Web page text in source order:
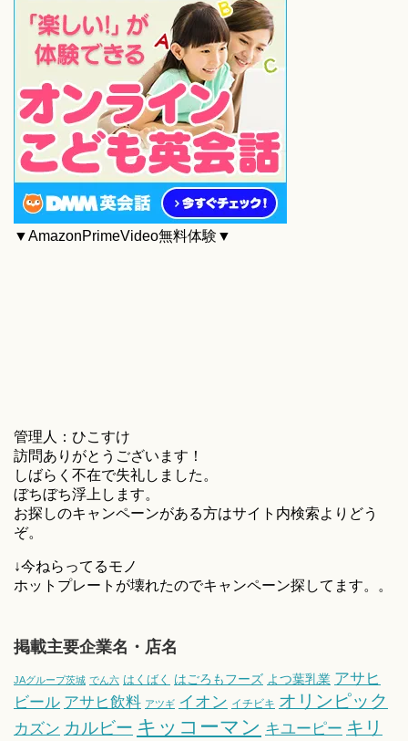
▼AmazonPrimeVideo無料体験▼
管理人：ひこすけ
訪問ありがとうございます！
しばらく不在で失礼しました。
ぼちぼち浮上します。
お探しのキャンペーンがある方はサイト内検索よりどう
ぞ。
↓今ねらってるモノ
ホットプレートが壊れたのでキャンペーン探してます。。
掲載主要企業名・店名
JAグループ茨城 でん六 はくばく はごろもフーズ よつ葉乳業 アサヒ
ビール アサヒ飲料 アツギ イオン イチビキ オリンピック
カズン カルビー キッコーマン キユーピー キリ